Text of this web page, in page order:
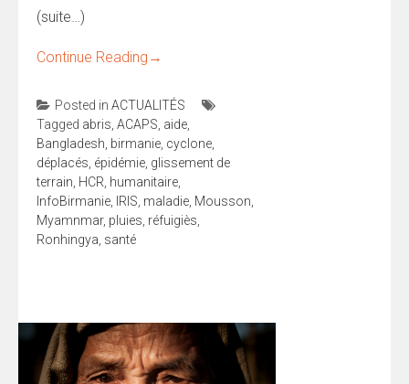
(suite…)
Continue Reading →
Posted in ACTUALITÉS
Tagged abris ACAPS aide
Bangladesh birmanie cyclone
déplacés épidémie glissement de
terrain HCR humanitaire
InfoBirmanie
IRIS maladie Mousson
Myamnmar, pluies réfuigiès
Ronhingya santé